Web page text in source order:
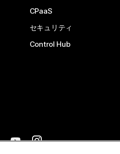
CPaaS
セキュリティ
Control Hub